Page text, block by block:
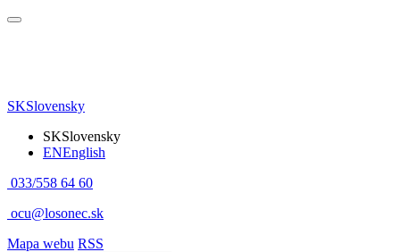
SKSlovensky
SKSlovensky
ENEnglish
033/558 64 60
ocu@losonec.sk
Mapa webu RSS